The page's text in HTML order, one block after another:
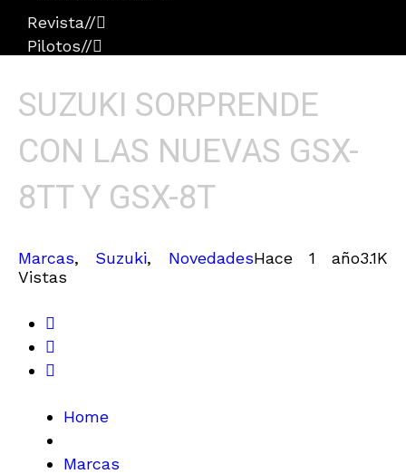
Revista//
Pilotos//
SUZUKI SORPRENDE
CON LAS NUEVAS GSX-
8TT Y GSX-8T
Marcas, Suzuki, NovedadesHace 1 año3.1K
Vistas
Home
Marcas